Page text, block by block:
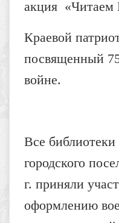
акция
Краевой
посвященный
войне.
Все
городского
г. приняли
оформлению